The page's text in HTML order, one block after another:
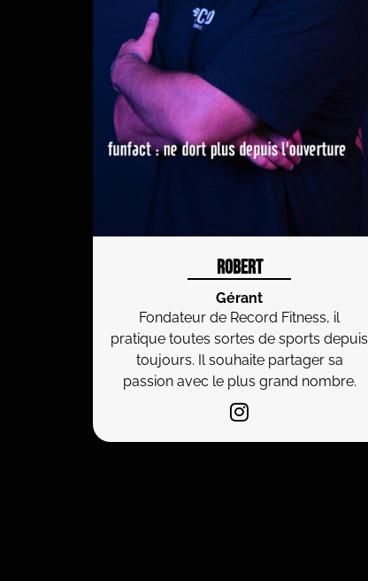
Robert
Gérant
Fondateur de Record Fitness, il
pratique toutes sortes de sports depuis
toujours. Il souhaite partager sa
passion avec le plus grand nombre.